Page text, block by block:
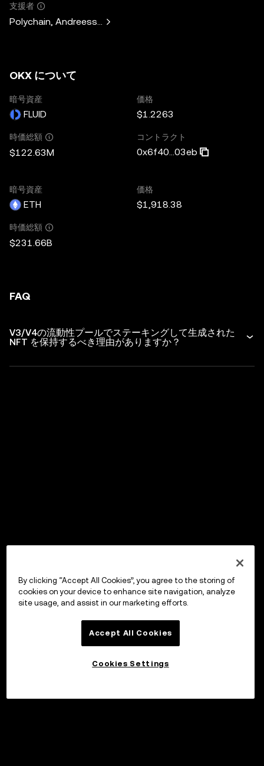
支援者
Polychain, Andreessen Horowitz, Paradigm, Variant Fund,
OKX について
暗号資産
FLUID
価格
$1.2263
時価総額
$122.63M
コントラクト
0x6f40...03eb
暗号資産
ETH
価格
$1,918.38
時価総額
$231.66B
FAQ
V3/V4の流動性プールでステーキングして生成された
NFT を保持するべき理由がありますか？
By clicking “Accept All Cookies”, you agree to the storing of
cookies on your device to enhance site navigation, analyze
site usage, and assist in our marketing efforts.
Accept All Cookies
Cookies Settings